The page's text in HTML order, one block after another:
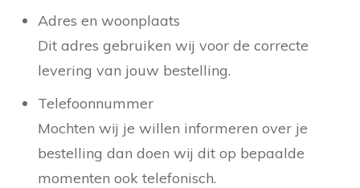
Adres en woonplaats
Dit adres gebruiken wij voor de correcte
levering van jouw bestelling.
Telefoonnummer
Mochten wij je willen informeren over je
bestelling dan doen wij dit op bepaalde
momenten ook telefonisch.